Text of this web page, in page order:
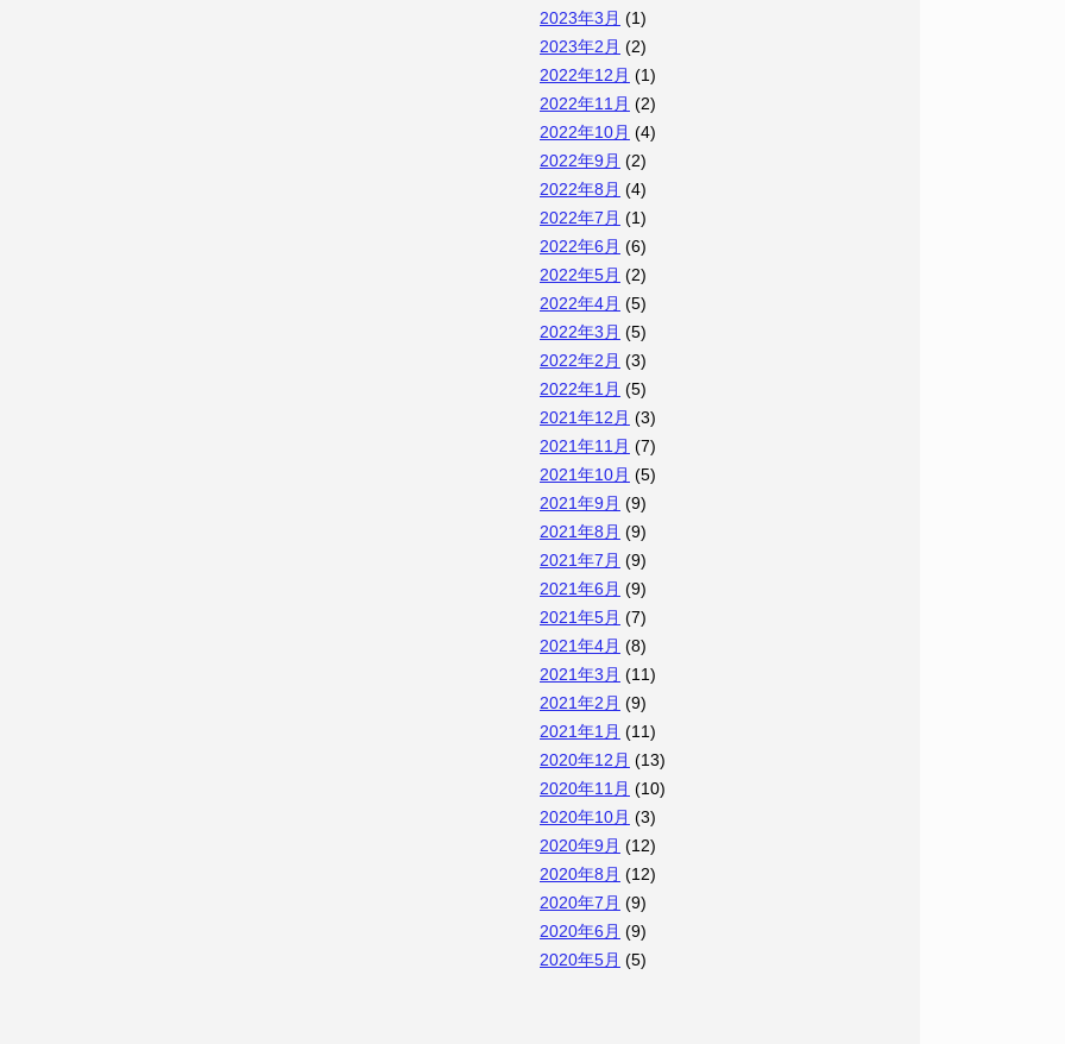
2023年3月 (1)
2023年2月 (2)
2022年12月 (1)
2022年11月 (2)
2022年10月 (4)
2022年9月 (2)
2022年8月 (4)
2022年7月 (1)
2022年6月 (6)
2022年5月 (2)
2022年4月 (5)
2022年3月 (5)
2022年2月 (3)
2022年1月 (5)
2021年12月 (3)
2021年11月 (7)
2021年10月 (5)
2021年9月 (9)
2021年8月 (9)
2021年7月 (9)
2021年6月 (9)
2021年5月 (7)
2021年4月 (8)
2021年3月 (11)
2021年2月 (9)
2021年1月 (11)
2020年12月 (13)
2020年11月 (10)
2020年10月 (3)
2020年9月 (12)
2020年8月 (12)
2020年7月 (9)
2020年6月 (9)
2020年5月 (5)